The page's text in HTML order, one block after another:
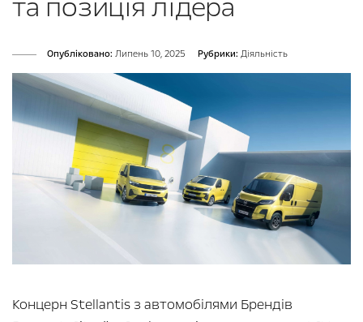
та позиція лідера
Опубліковано: Липень 10, 2025 Рубрики: Діяльність
Концерн Stellantis з автомобілями Брендів